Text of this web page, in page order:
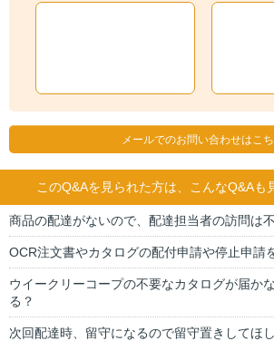
メールでのお問い合わせはこ
このQ&Aを見られた方は、こんなQ&Aも
商品の配達がないので、配達担当者の訪問は不
OCR注文書やカタログの配付申請や停止申請
ウイークリーコープの不要なカタログが届か
る？
次回配達時、留守になるので留守置きしてほし